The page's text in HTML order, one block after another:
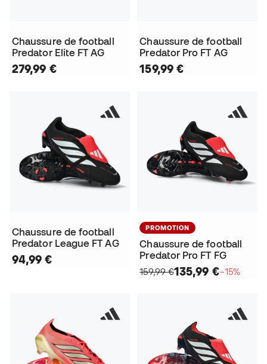
Chaussure de football
Predator Elite FT AG
279,99 €
Chaussure de football
Predator Pro FT AG
159,99 €
Chaussure de football
Predator League FT AG
94,99 €
PROMOTION
Chaussure de football
Predator Pro FT FG
159,99 €135,99 €−15%